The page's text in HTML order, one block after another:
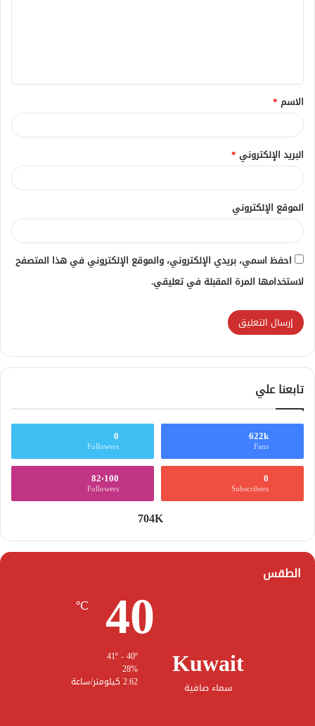
ق
*
الاسم *
البريد الإلكتروني *
الموقع الإلكتروني
احفظ اسمي، بريدي الإلكتروني، والموقع الإلكتروني في هذا المتصفح
لاستخدامها المرة المقبلة في تعليقي.
تابعنا علي
622k
Fans
0
Followers
0
Subscribers
82٬100
Followers
704K
الطقس
Kuwait
سماء صافية
40
℃
28%
2.62 كيلومتر/ساعة